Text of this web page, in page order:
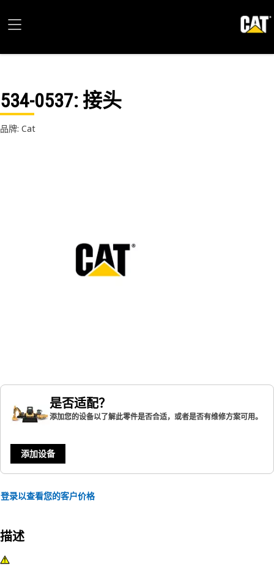
534-0537: 接头
品牌: Cat
是否适配？
添加您的设备以了解此零件是否合适，或者是否有维修方案可用。
添加设备
登录以查看您的客户价格
描述